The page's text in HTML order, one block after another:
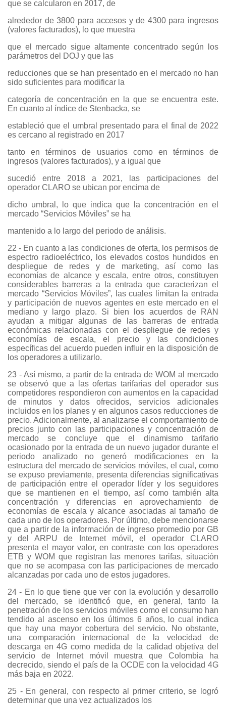
que se calcularon en 2017, de
alrededor de 3800 para accesos y de 4300 para ingresos
(valores facturados), lo que muestra
que el mercado sigue altamente concentrado según los
parámetros del DOJ y que las
reducciones que se han presentado en el mercado no han
sido suficientes para modificar la
categoría de concentración en la que se encuentra este.
En cuanto al índice de Stenbacka, se
estableció que el umbral presentado para el final de 2022
es cercano al registrado en 2017
tanto en términos de usuarios como en términos de
ingresos (valores facturados), y a igual que
sucedió entre 2018 a 2021, las participaciones del
operador CLARO se ubican por encima de
dicho umbral, lo que indica que la concentración en el
mercado “Servicios Móviles” se ha
mantenido a lo largo del periodo de análisis.
22 - En cuanto a las condiciones de oferta, los permisos de
espectro radioeléctrico, los elevados costos hundidos en
despliegue de redes y de marketing, así como las
economías de alcance y escala, entre otros, constituyen
considerables barreras a la entrada que caracterizan el
mercado “Servicios Móviles”, las cuales limitan la entrada
y participación de nuevos agentes en este mercado en el
mediano y largo plazo. Si bien los acuerdos de RAN
ayudan a mitigar algunas de las barreras de entrada
económicas relacionadas con el despliegue de redes y
economías de escala, el precio y las condiciones
específicas del acuerdo pueden influir en la disposición de
los operadores a utilizarlo.
23 - Así mismo, a partir de la entrada de WOM al mercado
se observó que a las ofertas tarifarias del operador sus
competidores respondieron con aumentos en la capacidad
de minutos y datos ofrecidos, servicios adicionales
incluidos en los planes y en algunos casos reducciones de
precio. Adicionalmente, al analizarse el comportamiento de
precios junto con las participaciones y concentración de
mercado se concluye que el dinamismo tarifario
ocasionado por la entrada de un nuevo jugador durante el
periodo analizado no generó modificaciones en la
estructura del mercado de servicios móviles, el cual, como
se expuso previamente, presenta diferencias significativas
de participación entre el operador líder y los seguidores
que se mantienen en el tiempo, así como también alta
concentración y diferencias en aprovechamiento de
economías de escala y alcance asociadas al tamaño de
cada uno de los operadores. Por último, debe mencionarse
que a partir de la información de ingreso promedio por GB
y del ARPU de Internet móvil, el operador CLARO
presenta el mayor valor, en contraste con los operadores
ETB y WOM que registran las menores tarifas, situación
que no se acompasa con las participaciones de mercado
alcanzadas por cada uno de estos jugadores.
24 - En lo que tiene que ver con la evolución y desarrollo
del mercado, se identificó que, en general, tanto la
penetración de los servicios móviles como el consumo han
tendido al ascenso en los últimos 6 años, lo cual indica
que hay una mayor cobertura del servicio. No obstante,
una comparación internacional de la velocidad de
descarga en 4G como medida de la calidad objetiva del
servicio de Internet móvil muestra que Colombia ha
decrecido, siendo el país de la OCDE con la velocidad 4G
más baja en 2022.
25 - En general, con respecto al primer criterio, se logró
determinar que una vez actualizados los